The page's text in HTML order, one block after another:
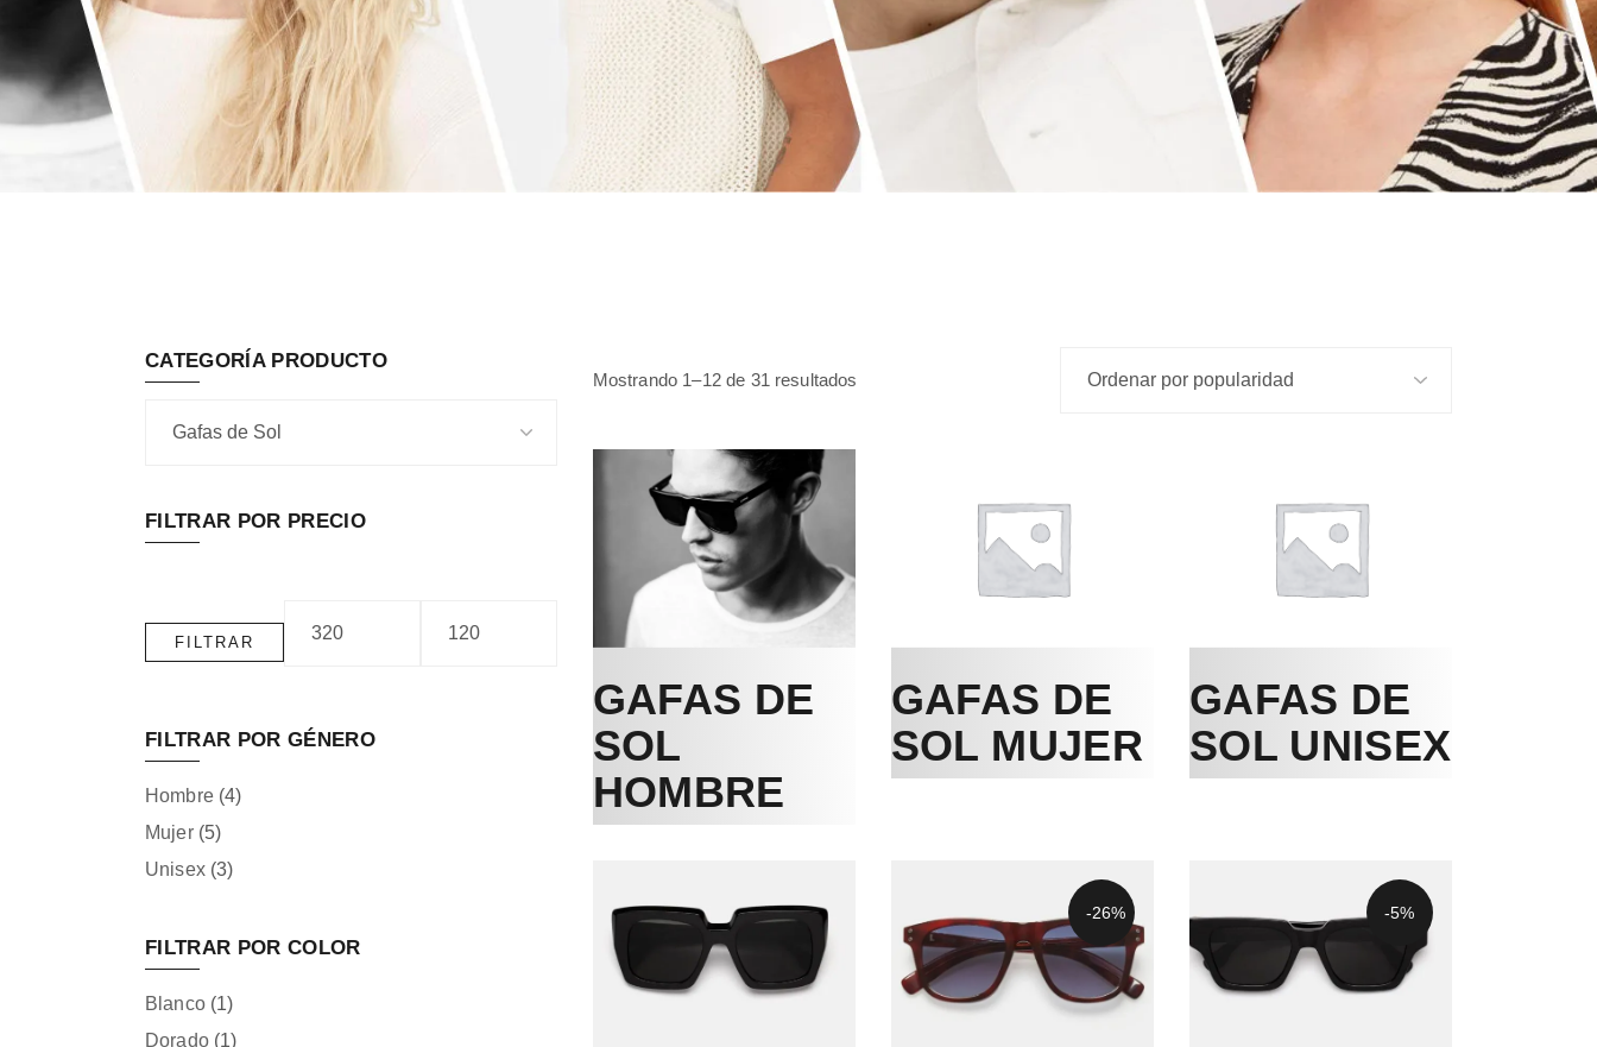
Mostrando 1–12 de 31 resultados
GAFAS DE
SOL
HOMBRE
GAFAS DE
SOL MUJER
GAFAS DE
SOL UNISEX
-26% -5%
CATEGORÍA PRODUCTO
FILTRAR POR PRECIO
Precio
Precio
FILTRAR
FILTRAR POR GÉNERO
Hombre (4)
Mujer (5)
Unisex (3)
FILTRAR POR COLOR
Blanco (1)
Dorado (1)